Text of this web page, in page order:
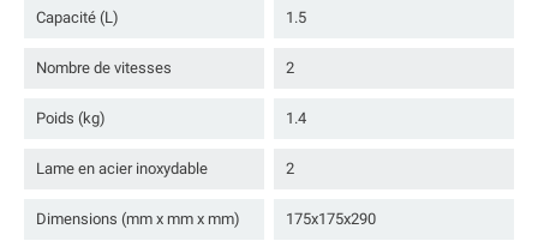
Capacité (L) 1.5
Nombre de vitesses 2
Poids (kg) 1.4
Lame en acier inoxydable 2
Dimensions (mm x mm x mm) 175x175x290